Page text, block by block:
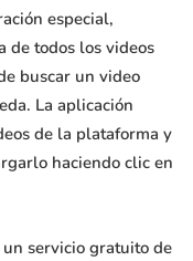
especial,
de todos los videos
buscar un video
La aplicación
de la plataforma y
haciendo clic en
servicio gratuito de